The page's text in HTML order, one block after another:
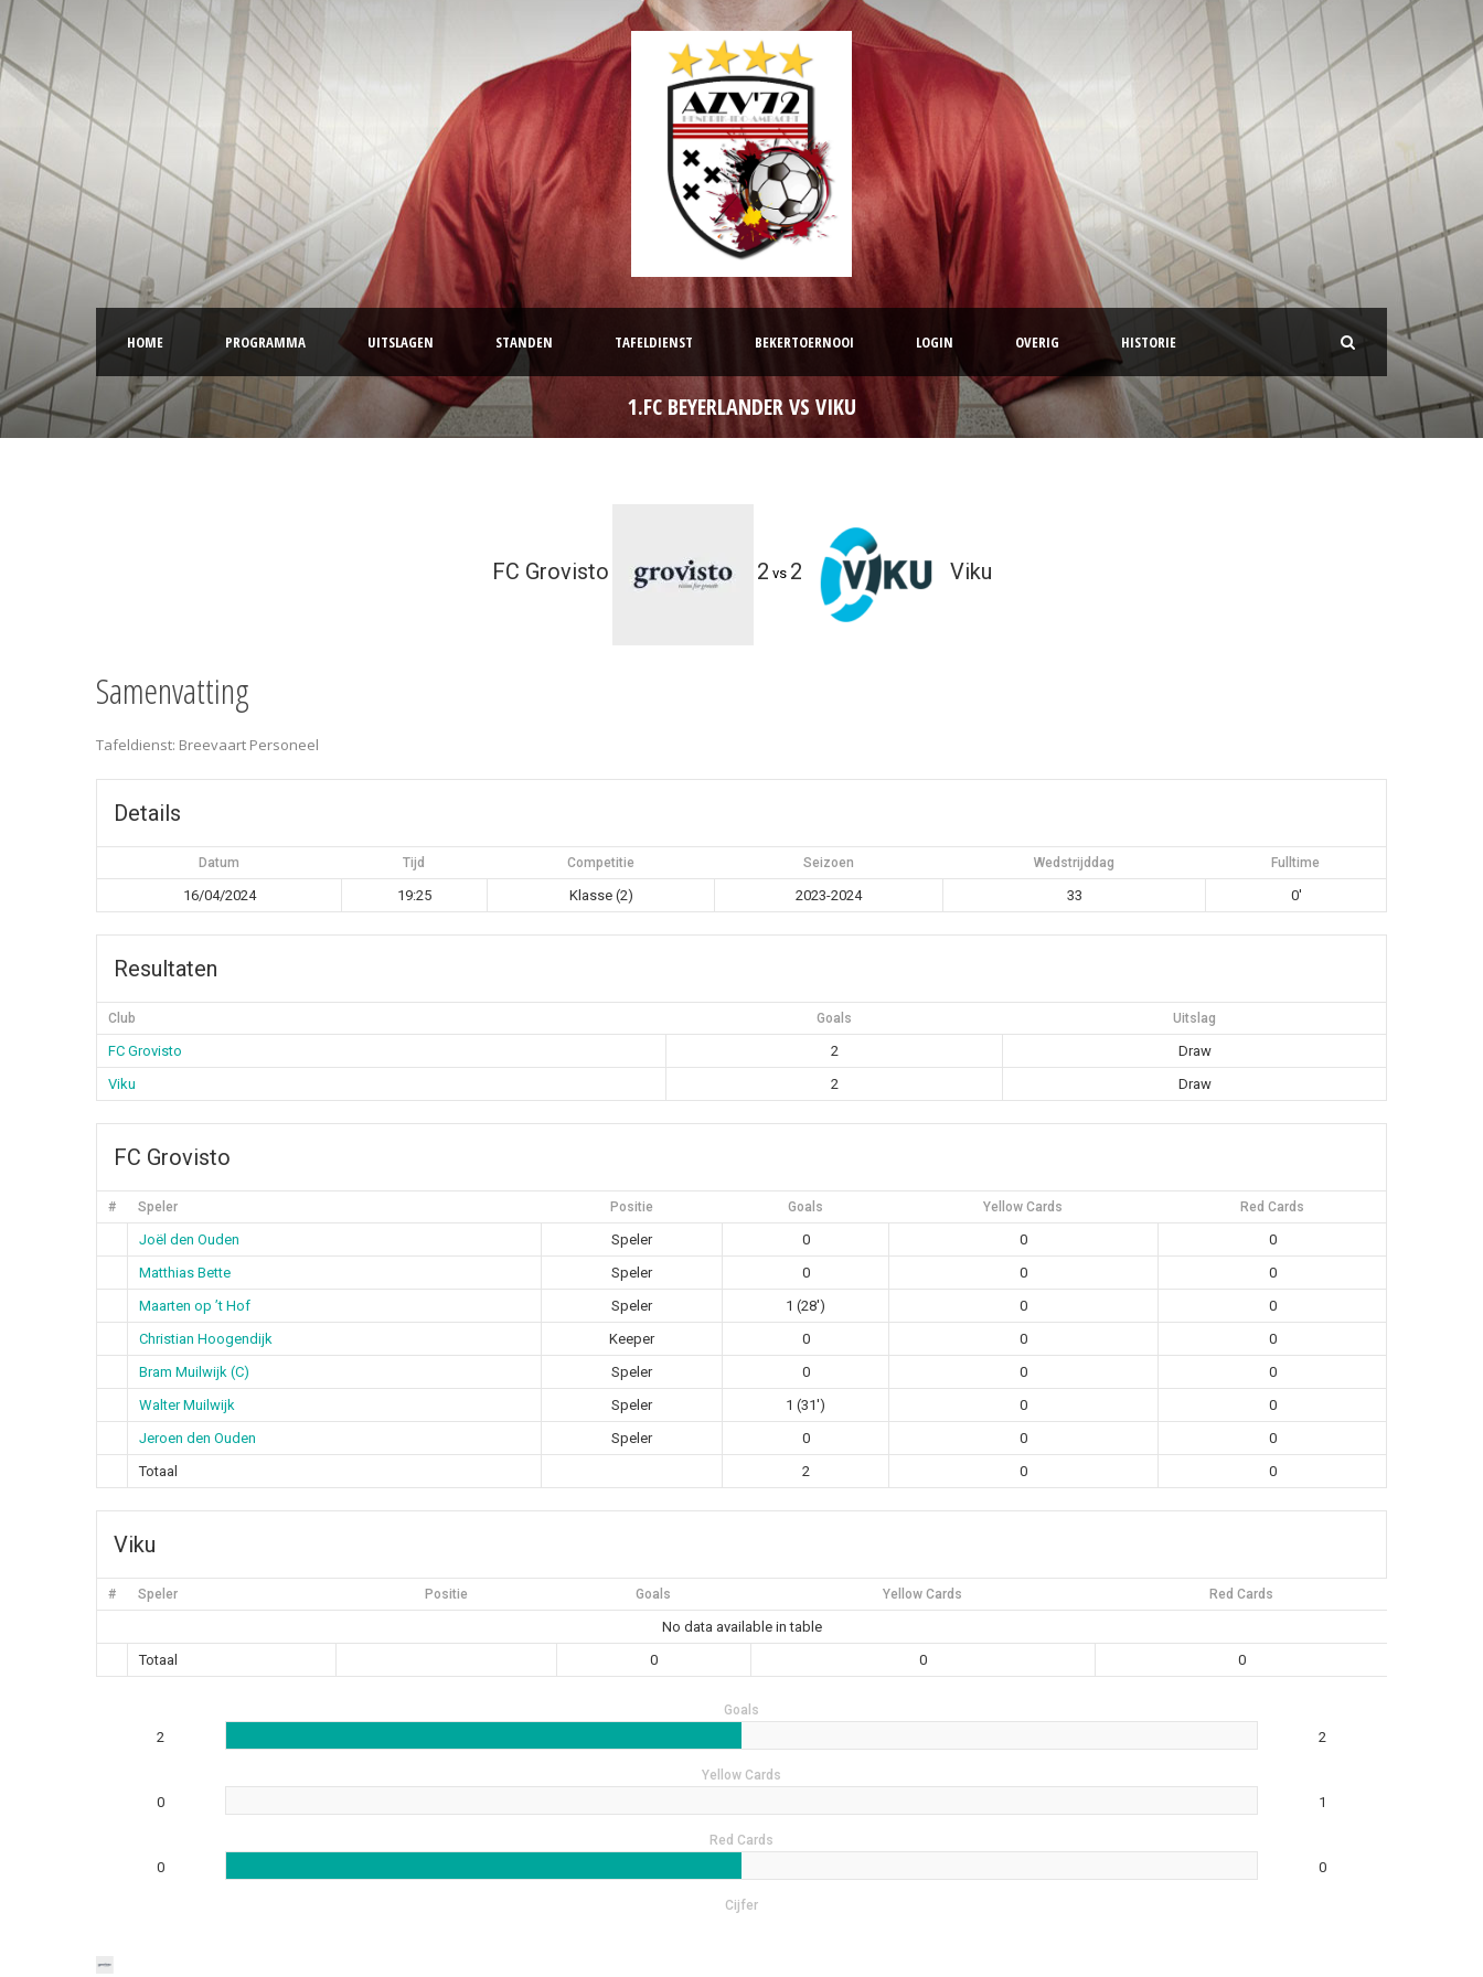
HOME PROGRAMMA UITSLAGEN STANDEN TAFELDIENST BEKERTOERNOOI LOGIN OVERIG HISTORIE
1.FC BEYERLANDER VS VIKU
FC Grovisto 2 vs 2 Viku
Samenvatting
Tafeldienst: Breevaart Personeel
Details
Datum Tijd Competitie Seizoen Wedstrijddag Fulltime
16/04/2024 19:25 Klasse (2) 2023-2024 33 0'
Resultaten
Club Goals Uitslag
FC Grovisto 2
Draw
Viku
2 Draw
FC Grovisto
# Speler Positie Goals Yellow Cards Red Cards
Joël den Ouden Speler 0 0
0
Matthias Bette
Speler 0 0
0
Maarten op ’t Hof
Speler 1 (28') 0
0
Christian Hoogendijk
Keeper 0 0
0
Bram Muilwijk (C)
Speler 0 0
0
Walter Muilwijk
Speler 1 (31') 0
0
Jeroen den Ouden
Speler 0 0
0
Totaal
2 0 0
Viku
# Speler Positie Goals Yellow Cards Red Cards
No data available in table
Totaal
0 0 0
Goals
2 2
Yellow Cards
0 1
Red Cards
0 0
Cijfer